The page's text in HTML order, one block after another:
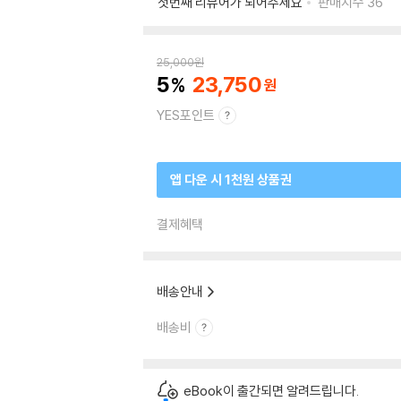
25,000원
5 23,750
YES포인트
앱 다운 시 1천원 상품권
결제혜택
배송안내
배송비
eBook이 출간되면 알려드립니다.